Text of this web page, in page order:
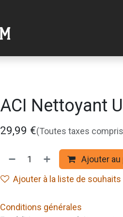
ACI Nettoyant
29,99 €(Toutes taxes
Ajouter au
Ajouter à la liste de souhaits
Conditions générales